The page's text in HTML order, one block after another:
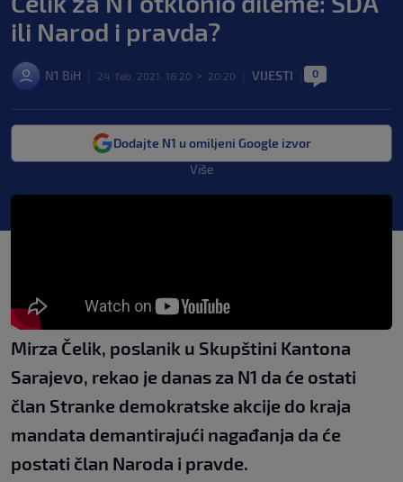
ili Narod i pravda?
N1 BiH 24. feb. 2021. 18:20 > 20:20 VIJESTI 0
Dodajte N1 u omiljeni Google izvor
Više
Mirza Čelik, poslanik u Skupštini Kantona
Sarajevo, rekao je danas za N1 da će ostati
član Stranke demokratske akcije do kraja
mandata demantirajući nagađanja da će
postati član Naroda i pravde.